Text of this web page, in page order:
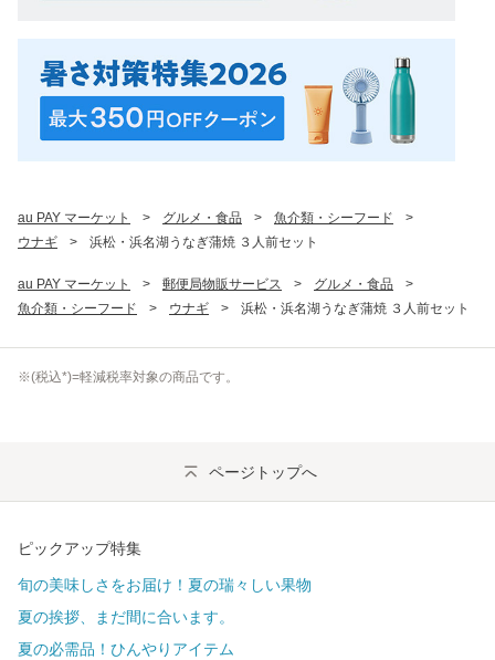
au PAY マーケット > グルメ・食品 > 魚介類・シーフード
>
ウナギ
> 浜松・浜名湖うなぎ蒲焼 ３人前セット
au PAY マーケット > 郵便局物販サービス > グルメ・食品
>
魚介類・シーフード
> ウナギ > 浜松・浜名湖うなぎ蒲焼 ３人前セット
※(税込*)=軽減税率対象の商品です。
ページトップへ
ピックアップ特集
旬の美味しさをお届け！夏の瑞々しい果物
夏の挨拶、まだ間に合います。
夏の必需品！ひんやりアイテム